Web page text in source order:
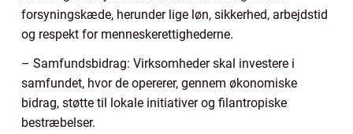
forsyningskæde, herunder lige løn, sikkerhed, arbejdstid
og respekt for menneskerettighederne.
– Samfundsbidrag: Virksomheder skal investere i
samfundet, hvor de opererer, gennem økonomiske
bidrag, støtte til lokale initiativer og filantropiske
bestræbelser.